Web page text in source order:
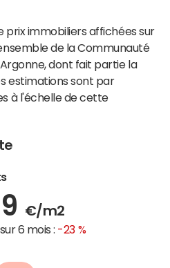
prix immobiliers affichées sur
de la Communauté
dont fait partie la
estimations sont par
à l'échelle de cette
€/m2
6 mois : -23 %